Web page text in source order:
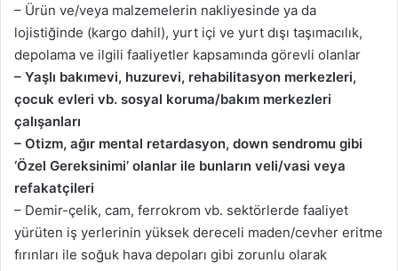
– Ürün ve/veya malzemelerin nakliyesinde ya da
lojistiğinde (kargo dahil), yurt içi ve yurt dışı taşımacılık,
depolama ve ilgili faaliyetler kapsamında görevli olanlar
– Yaşlı bakımevi, huzurevi, rehabilitasyon merkezleri,
çocuk evleri vb. sosyal koruma/bakım merkezleri
çalışanları
– Otizm, ağır mental retardasyon, down sendromu gibi
‘Özel Gereksinimi’ olanlar ile bunların veli/vasi veya
refakatçileri
– Demir-çelik, cam, ferrokrom vb. sektörlerde faaliyet
yürüten iş yerlerinin yüksek dereceli maden/cevher eritme
fırınları ile soğuk hava depoları gibi zorunlu olarak